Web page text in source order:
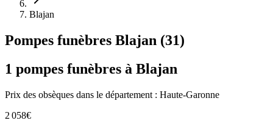
Blajan
Pompes funèbres Blajan (31)
1 pompes funèbres à Blajan
Prix des obsèques dans le département : Haute-Garonne
2 058€